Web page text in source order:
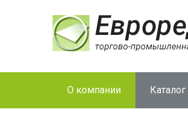
О компании Каталог